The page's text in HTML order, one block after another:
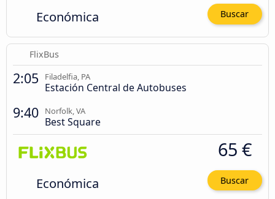
Económica Buscar
FlixBus
2:05 Filadelfia, PA
Estación Central de Autobuses
9:40 Norfolk, VA
Best Square
Económica
65 €
Buscar